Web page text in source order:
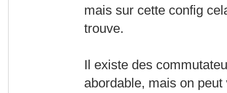
mais sur cette config
trouve.
Il existe des
abordable, mais on